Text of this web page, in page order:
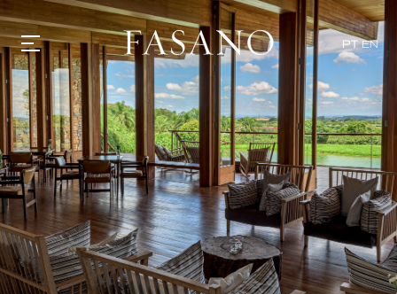
PT EN
GASTRONOMIA
HOTÉIS
EXPERIÊNCIAS
EVENTOS
VILLAS
SHOP | SELEZIONE
DESCUBRA
WHAT'S COOKING
CORRIERE
HISTÓRIA